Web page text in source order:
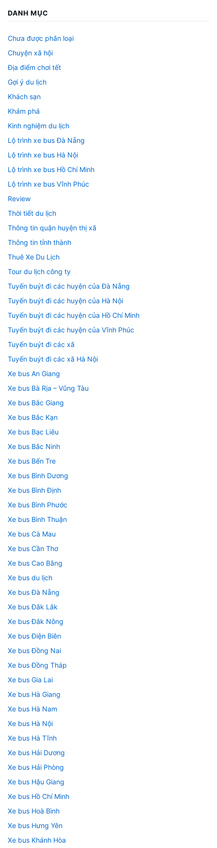
DANH MỤC
Chưa được phân loại
Chuyện xã hội
Địa điểm chơi tết
Gợi ý du lịch
Khách sạn
Khám phá
Kinh nghiệm du lịch
Lộ trình xe bus Đà Nẵng
Lộ trình xe bus Hà Nội
Lộ trình xe bus Hồ Chí Minh
Lộ trình xe bus Vĩnh Phúc
Review
Thời tiết du lịch
Thông tin quận huyện thị xã
Thông tin tỉnh thành
Thuê Xe Du Lịch
Tour du lịch công ty
Tuyến buýt đi các huyện của Đà Nẵng
Tuyến buýt đi các huyện của Hà Nội
Tuyến buýt đi các huyện của Hồ Chí Minh
Tuyến buýt đi các huyện của Vĩnh Phúc
Tuyến buýt đi các xã
Tuyến buýt đi các xã Hà Nội
Xe bus An Giang
Xe bus Bà Rịa – Vũng Tàu
Xe bus Bắc Giang
Xe bus Bắc Kạn
Xe bus Bạc Liêu
Xe bus Bắc Ninh
Xe bus Bến Tre
Xe bus Bình Dương
Xe bus Bình Định
Xe bus Bình Phước
Xe bus Bình Thuận
Xe bus Cà Mau
Xe bus Cần Thơ
Xe bus Cao Bằng
Xe bus du lịch
Xe bus Đà Nẵng
Xe bus Đắk Lắk
Xe bus Đắk Nông
Xe bus Điện Biên
Xe bus Đồng Nai
Xe bus Đồng Tháp
Xe bus Gia Lai
Xe bus Hà Giang
Xe bus Hà Nam
Xe bus Hà Nội
Xe bus Hà Tĩnh
Xe bus Hải Dương
Xe bus Hải Phòng
Xe bus Hậu Giang
Xe bus Hồ Chí Minh
Xe bus Hoà Bình
Xe bus Hưng Yên
Xe bus Khánh Hòa